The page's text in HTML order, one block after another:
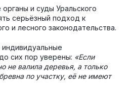
и суды Уральского
серьёзный подход к
и лесного законодательства.
сих пор уверены: «Если
не валила деревья, а только
по участку, её не имеют